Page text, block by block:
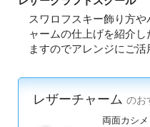
スワロフスキー飾り方
ャームの仕上げを紹介し
ますのでアレンジにご活
レザーチャーム のお
両面カシメ